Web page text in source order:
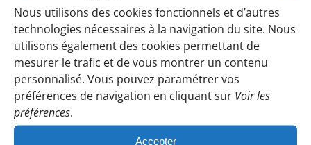
Nous utilisons des cookies fonctionnels et d’autres
technologies nécessaires à la navigation du site. Nous
utilisons également des cookies permettant de
mesurer le trafic et de vous montrer un contenu
personnalisé. Vous pouvez paramétrer vos
préférences de navigation en cliquant sur Voir les
préférences.
Accepter
M’IDENTIFIER
Vous pouvez participer gratuitement à deux
randonnées d’essai sans engagement de votre part